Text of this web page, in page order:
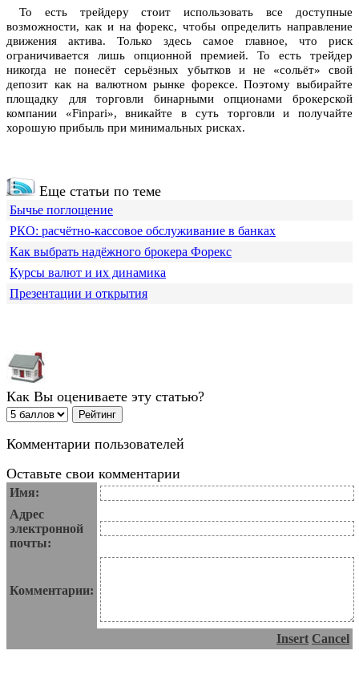
То есть трейдеру стоит использовать все доступные
возможности, как и на форекс, чтобы определить направление
движения актива. Только здесь самое главное, что риск
ограничивается лишь опционной премией. То есть трейдер
никогда не понесёт серьёзных убытков и не «сольёт» свой
депозит как на валютном рынке форексе. Поэтому выбирайте
площадку для торговли бинарными опционами брокерской
компании «Finpari», вникайте в суть торговли и получайте
хорошую прибыль при минимальных рисках.
Еще статьи по теме
Бычье поглощение
РКО: расчётно-кассовое обслуживание в банках
Как выбрать надёжного брокера Форекс
Курсы валют и их динамика
Презентации и открытия
Как Вы оцениваете эту статью?
Комментарии пользователей
Оставьте свои комментарии
Имя:
Адрес
электронной
почты:
Комментарии:
Insert Cancel